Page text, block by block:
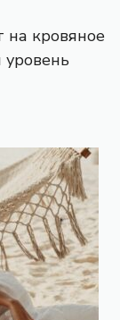
кровяное
уровень